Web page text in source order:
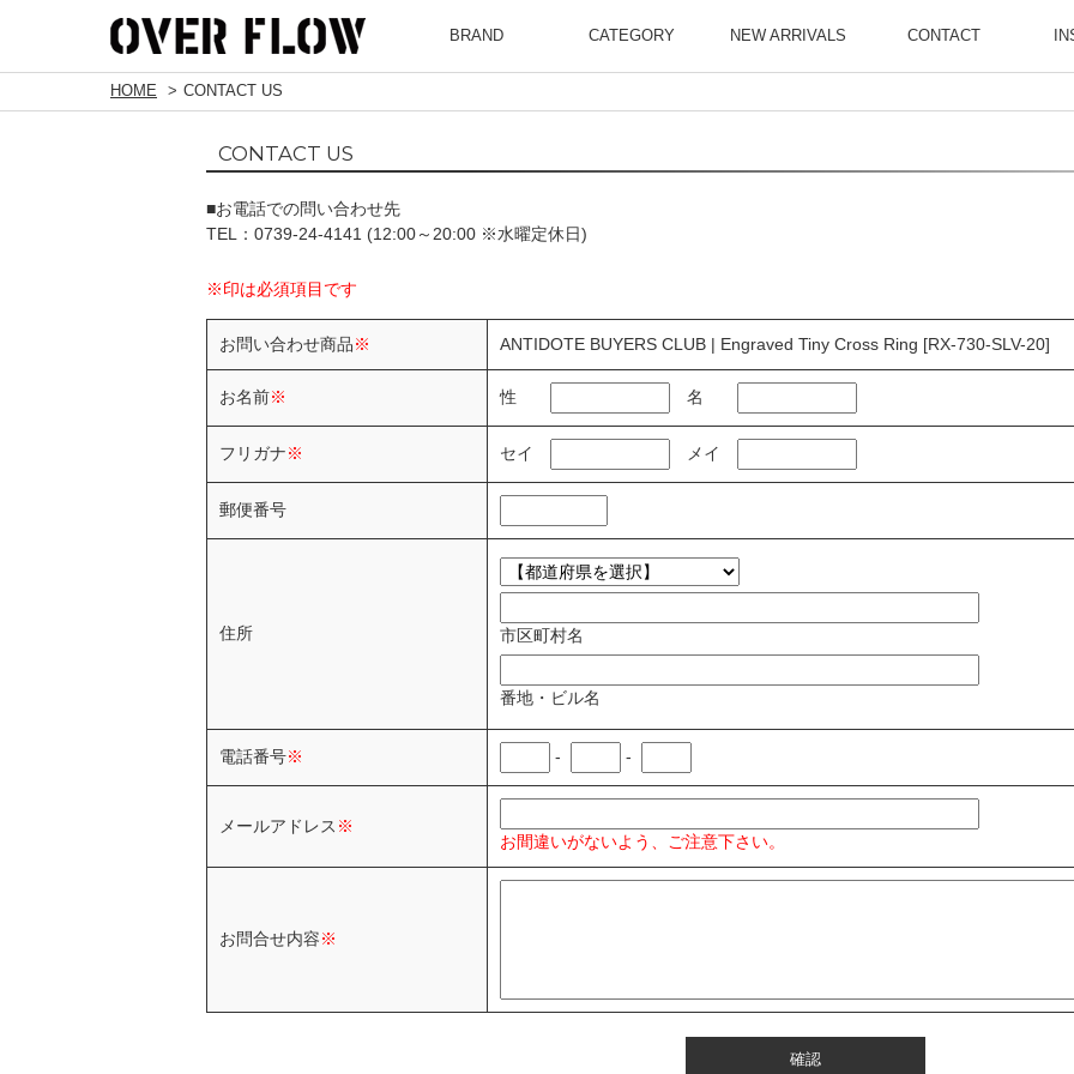
BRAND CATEGORY NEW ARRIVALS CONTACT
HOME CONTACT US
CONTACT US
■お電話での問い合わせ先
TEL：0739-24-4141 (12:00～20:00 ※水曜定休日)
※印は必須項目です
お問い合わせ商品※ ANTIDOTE BUYERS CLUB | Engraved Tiny Cross Ring [RX-730-SLV-20]
お名前※ 性 名
フリガナ※ セイ メイ
郵便番号
住所 市区町村名
番地・ビル名
電話番号※ - -
メールアドレス ※
お間違いがないよう、ご注意下さい。
お問合せ内容※
確認